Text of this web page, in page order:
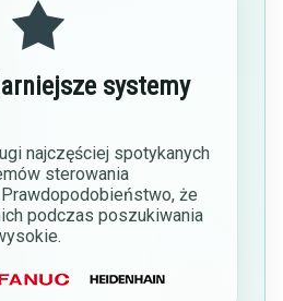
systemy
najczęściej spotykanych
sterowania
że
podczas poszukiwania